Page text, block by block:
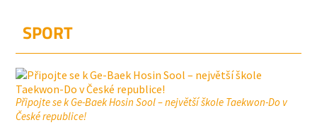
SPORT
Připojte se k Ge-Baek Hosin Sool – největší škole Taekwon-Do v
České republice!